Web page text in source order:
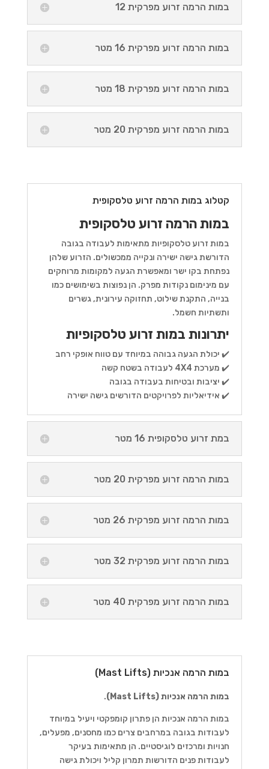
במות הרמה זרוע מפרקית 12
במות הרמה זרוע מפרקית 16 מטר
במות הרמה זרוע מפרקית 18 מטר
במות הרמה זרוע מפרקית 20 מטר
קטלוג במות הרמה זרוע טלסקופית
במות הרמה זרוע טלסקופית
במות זרוע טלסקופיות מתאימות לעבודה בגובה
הדורשת גישה ישירה ונקייה ממכשולים. הזרוע שלהן
נפתחת בקו ישר ומאפשרת הגעה למקומות מרוחקים
עם מינימום נקודות מפרק. הן נפוצות בשימושים כמו
בנייה, התקנת שילוט, תחזוקה עירונית, גשרים
ותשתיות חשמל.
יתרונות במות זרוע טלסקופיות
✔️ יכולת הגעה גבוהה במיוחד עם טווח אופקי רחב
✔️ מערכת 4X4 לעבודה בשטח קשה
✔️ יציבות ובטיחות בעבודה בגובה
✔️ אידיאליות לפרויקטים הדורשים גישה ישירה
במת זרוע טלסקופית 16 מטר
במות הרמה זרוע מפרקית 20 מטר
במות הרמה זרוע מפרקית 26 מטר
במות הרמה זרוע מפרקית 32 מטר
במות הרמה זרוע מפרקית 40 מטר
במות הרמה אנכיות (Mast Lifts)
במות הרמה אנכיות (Mast Lifts) .
במות הרמה אנכיות הן פתרון קומפקטי ויעיל במיוחד
לעבודות בגובה במרחבים צרים כמו מחסנים, מפעלים,
חנויות ומרכזים לוגיסטיים. הן מתאימות בעיקר
לעבודות פנים הדורשות תמרון קליל ויכולת גישה